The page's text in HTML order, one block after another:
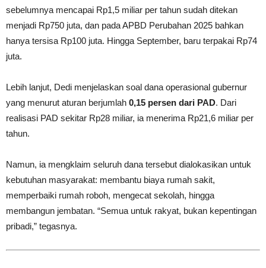
sebelumnya mencapai Rp1,5 miliar per tahun sudah ditekan
menjadi Rp750 juta, dan pada APBD Perubahan 2025 bahkan
hanya tersisa Rp100 juta. Hingga September, baru terpakai Rp74
juta.
Lebih lanjut, Dedi menjelaskan soal dana operasional gubernur
yang menurut aturan berjumlah 0,15 persen dari PAD. Dari
realisasi PAD sekitar Rp28 miliar, ia menerima Rp21,6 miliar per
tahun.
Namun, ia mengklaim seluruh dana tersebut dialokasikan untuk
kebutuhan masyarakat: membantu biaya rumah sakit,
memperbaiki rumah roboh, mengecat sekolah, hingga
membangun jembatan. “Semua untuk rakyat, bukan kepentingan
pribadi,” tegasnya.